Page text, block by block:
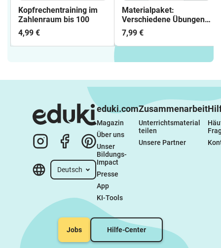
Kopfrechentraining im
Zahlenraum bis 100
4,99 €
Materialpaket:
Verschiedene Übungen
für die Auge-Hand-
Koordination
7,99 €
Deutsch
eduki.com
Magazin
Über uns
Unser
Bildungs-
Impact
Presse
App
KI-Tools
Zusammenarbeit
Unterrichtsmaterial
teilen
Unsere Partner
Jobs Hilfe-Center